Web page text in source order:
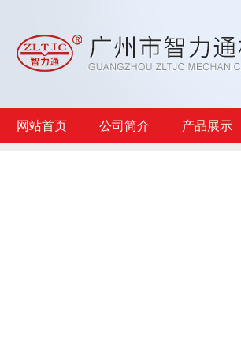
网站首页 公司简介 产品展示